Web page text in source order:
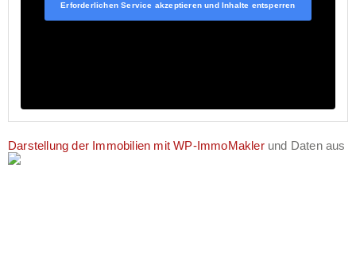
Erforderlichen Service akzeptieren und Inhalte entsperren
Darstellung der Immobilien mit WP-ImmoMaklerund Daten aus